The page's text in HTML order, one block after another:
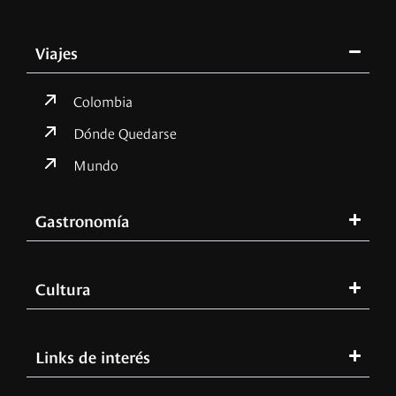
Viajes
Colombia
Dónde Quedarse
Mundo
Gastronomía
Cultura
Links de interés